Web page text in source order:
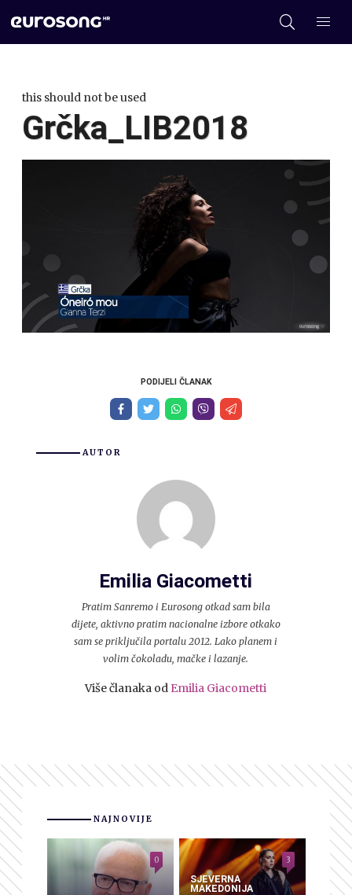
this should not be used
Grčka_LIB2018
PODIJELI ČLANAK
AUTOR
Emilia Giacometti
Pratim Sanremo i Eurosong otkad sam bila
dijete, aktivno pratim nacionalne izbore otkako
sam se priključila portalu 2012. Lako planem i
volim čokoladu, mačke i lazanje.
Više članaka od Emilia Giacometti
NAJNOVIJE
0
SJEVERNA
MAKEDONIJA
3